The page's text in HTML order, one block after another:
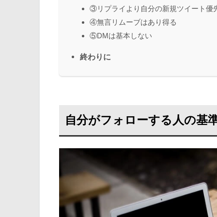
③リプライより自分の新規ツイート優
④無言リムーブはあり得る
⑤DMは基本しない
終わりに
自分がフォローする人の基